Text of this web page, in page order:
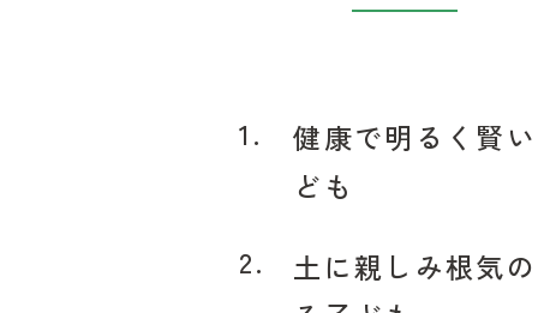
1.
健康で明るく賢
ども
2.
土に親しみ根気